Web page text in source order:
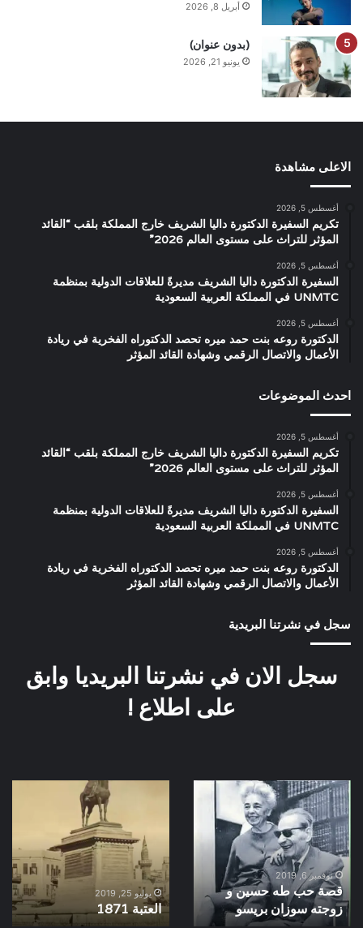
أبريل 8, 2026
(بدون عنوان)
يونيو 21, 2026
الاعلى مشاهدة
أغسطس 5, 2026
تكريم السفيرة الدكتورة داليا الشريف خارج المملكة بلقب “القائد
المؤثر للتراث على مستوى العالم 2026”
أغسطس 5, 2026
السفيرة الدكتورة داليا الشريف مديرةً للعلاقات الدولية بمنظمة
UNMTC في المملكة العربية السعودية
أغسطس 5, 2026
الدكتورة روعه بنت حمد ميره تحصد الدكتوراه الفخرية في ريادة
الأعمال والاتصال الرقمي وشهادة القائد المؤثر
احدث الموضوعات
أغسطس 5, 2026
تكريم السفيرة الدكتورة داليا الشريف خارج المملكة بلقب “القائد
المؤثر للتراث على مستوى العالم 2026”
أغسطس 5, 2026
السفيرة الدكتورة داليا الشريف مديرةً للعلاقات الدولية بمنظمة
UNMTC في المملكة العربية السعودية
أغسطس 5, 2026
الدكتورة روعه بنت حمد ميره تحصد الدكتوراه الفخرية في ريادة
الأعمال والاتصال الرقمي وشهادة القائد المؤثر
سجل في نشرتنا البريدية
سجل الان في نشرتنا البريديا وابق
على اطلاع !
قصة
حب
طه
حسين
و
زوجته
سوزان
بريسو
نوفمبر 6, 2019
قصة حب طه حسين و
زوجته سوزان بريسو
يوليو 25, 2019
العتبة 1871